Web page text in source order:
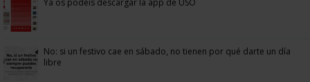
No: si un festivo cae en sábado, no tienen por qué darte un día
libre